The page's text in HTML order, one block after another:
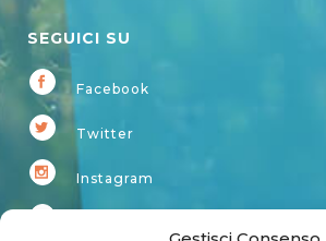
SEGUICI SU
Facebook
Twitter
Instagram